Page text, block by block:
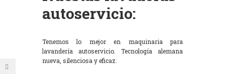
autoservicio:
Tenemos lo mejor en maquinaria para
lavandería autoservicio. Tecnología alemana
nueva, silenciosa y eficaz.